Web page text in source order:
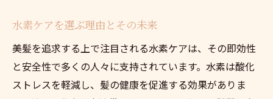
水素ケアを選ぶ理由とその未来
美髪を追求する上で注目される水素ケアは、その即効性
と安全性で多くの人々に支持されています。水素は酸化
ストレスを軽減し、髪の健康を促進する効果がありま